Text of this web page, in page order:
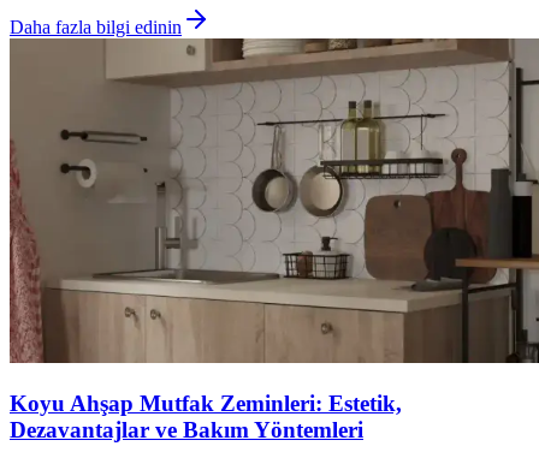
Daha fazla bilgi edinin
Koyu Ahşap Mutfak Zeminleri: Estetik,
Dezavantajlar ve Bakım Yöntemleri